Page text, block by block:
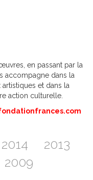
en passant par la
accompagne dans la
et dans la
action culturelle.
2014
2013
2009